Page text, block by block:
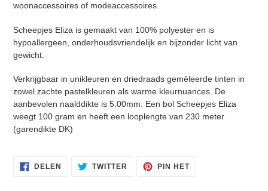
woonaccessoires of modeaccessoires.
Scheepjes Eliza is gemaakt van 100% polyester en is
hypoallergeen, onderhoudsvriendelijk en bijzonder licht van
gewicht.
Verkrijgbaar in unikleuren en driedraads gemêleerde tinten in
zowel zachte pastelkleuren als warme kleurnuances. De
aanbevolen naalddikte is 5.00mm. Een bol Scheepjes Eliza
weegt 100 gram en heeft een looplengte van 230 meter
(garendikte DK)
DELEN
DELEN TWITTER TWITTERENPIN HETPINNEN
Inloggen vereist
Meld u aan bij uw account om producten aan uw
Login